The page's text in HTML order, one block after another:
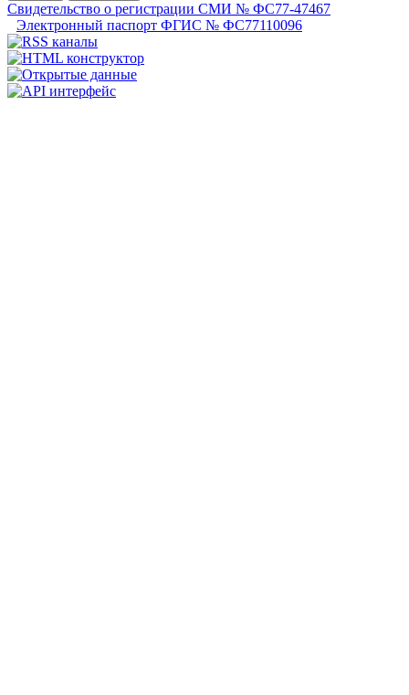
Свидетельство о регистрации СМИ № ФС77-47467
Электронный паспорт ФГИС № ФС77110096